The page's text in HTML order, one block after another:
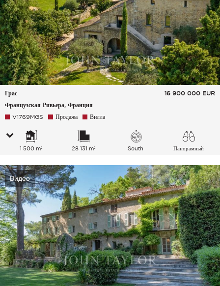
Грас
Французская Ривьера, Франция
16 900 000 EUR
V1769MGS Продажа Вилла
1 500 m² 28 131 m² South
Панорамный
Видео